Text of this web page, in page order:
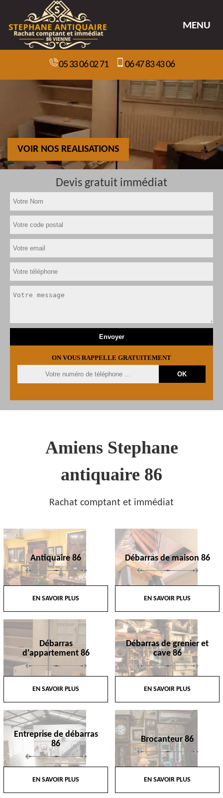
MENU
05 33 06 02 71 06 47 83 43 06
VOIR NOS REALISATIONS
Devis gratuit immédiat
ON VOUS RAPPELLE GRATUITEMENT
Amiens Stephane
antiquaire 86
Rachat comptant et immédiat
Antiquaire 86
EN SAVOIR PLUS
Débarras de maison 86
EN SAVOIR PLUS
Débarras
d'appartement 86
EN SAVOIR PLUS
Débarras de grenier et
cave 86
EN SAVOIR PLUS
Entreprise de débarras
86
EN SAVOIR PLUS
Brocanteur 86
EN SAVOIR PLUS